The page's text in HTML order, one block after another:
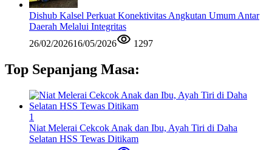
Dishub Kalsel Perkuat Konektivitas Angkutan Umum Antar
Daerah Melalui Integritas
26/02/202616/05/2026 1297
Top Sepanjang Masa:
1
Niat Melerai Cekcok Anak dan Ibu, Ayah Tiri di Daha
Selatan HSS Tewas Ditikam